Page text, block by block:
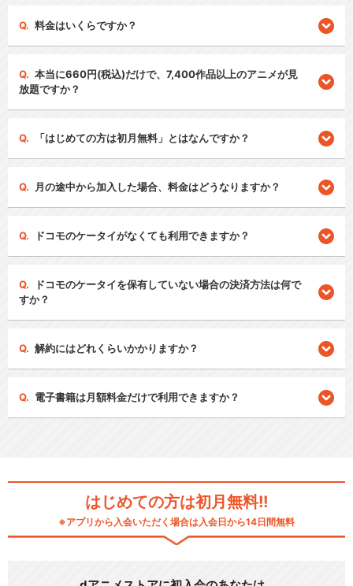
料金はいくらですか？
本当に660円(税込)だけで、7,400作品以上のアニメが見
放題ですか？
「はじめての方は初月無料」とはなんですか？
月の途中から加入した場合、料金はどうなりますか？
ドコモのケータイがなくても利用できますか？
ドコモのケータイを保有していない場合の決済方法は何で
すか？
解約にはどれくらいかかりますか？
電子書籍は月額料金だけで利用できますか？
はじめての方は初月無料!!
※アプリから入会いただく場合は入会日から14日間無料